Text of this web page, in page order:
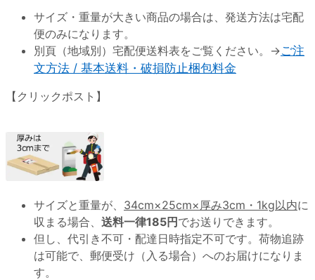
サイズ・重量が大きい商品の場合は、発送方法は宅配
便のみになります。
別頁（地域別）宅配便送料表をご覧ください。→ご注
文方法 / 基本送料・破損防止梱包料金
【クリックポスト】
サイズと重量が、 34cm×25cm×厚み3cm・1kg以内に
収まる場合、 送料一律185円 でお送りできます。
但し、代引き不可・配達日時指定不可です。荷物追跡
は可能で、郵便受け（入る場合）へのお届けになりま
す。